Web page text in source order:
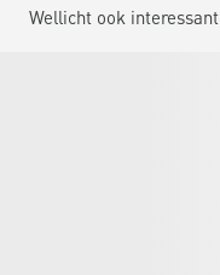
Wellicht ook interessant